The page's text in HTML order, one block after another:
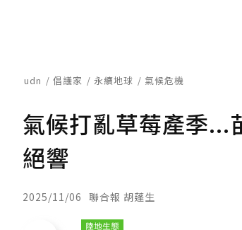
udn 倡議家 永續地球 氣候危機
氣候打亂草莓產季...
絕響
2025/11/06 聯合報 胡蓬生